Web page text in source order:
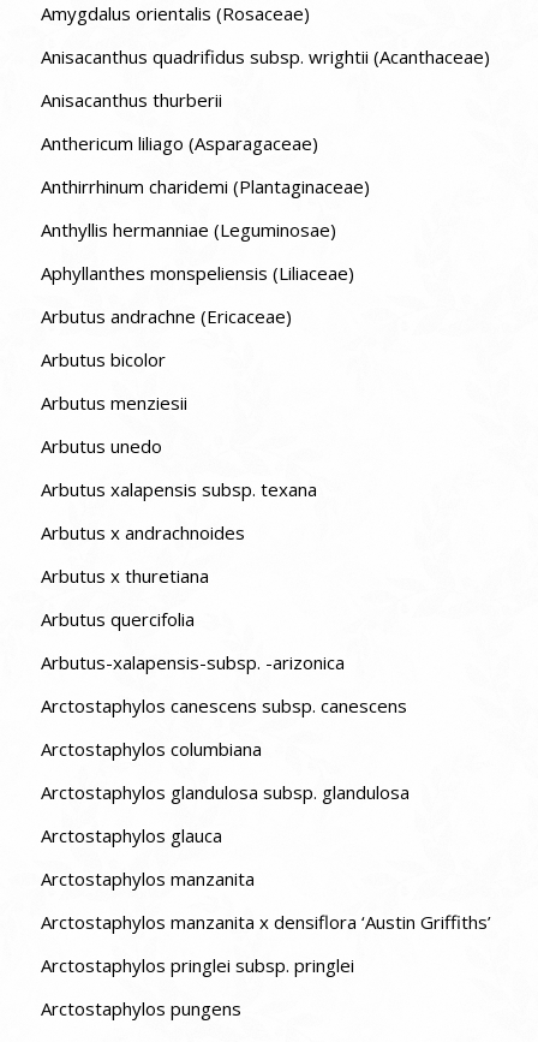
Amygdalus orientalis (Rosaceae)
Anisacanthus quadrifidus subsp. wrightii (Acanthaceae)
Anisacanthus thurberii
Anthericum liliago (Asparagaceae)
Anthirrhinum charidemi (Plantaginaceae)
Anthyllis hermanniae (Leguminosae)
Aphyllanthes monspeliensis (Liliaceae)
Arbutus andrachne (Ericaceae)
Arbutus bicolor
Arbutus menziesii
Arbutus unedo
Arbutus xalapensis subsp. texana
Arbutus x andrachnoides
Arbutus x thuretiana
Arbutus quercifolia
Arbutus-xalapensis-subsp. -arizonica
Arctostaphylos canescens subsp. canescens
Arctostaphylos columbiana
Arctostaphylos glandulosa subsp. glandulosa
Arctostaphylos glauca
Arctostaphylos manzanita
Arctostaphylos manzanita x densiflora ‘Austin Griffiths’
Arctostaphylos pringlei subsp. pringlei
Arctostaphylos pungens